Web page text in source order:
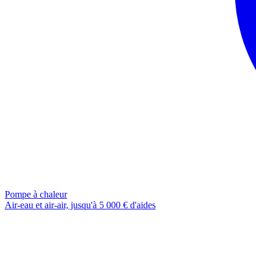
Pompe à chaleur
Air-eau et air-air, jusqu'à 5 000 € d'aides